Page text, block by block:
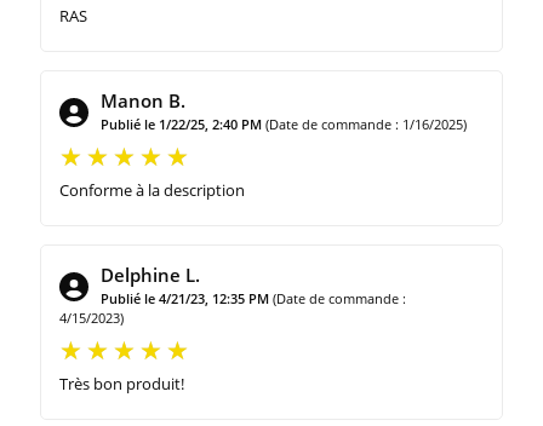
RAS
Manon B.
Publié le 1/22/25, 2:40 PM (Date de commande : 1/16/2025)
Conforme à la description
Delphine L.
Publié le 4/21/23, 12:35 PM (Date de commande :
4/15/2023)
Très bon produit!